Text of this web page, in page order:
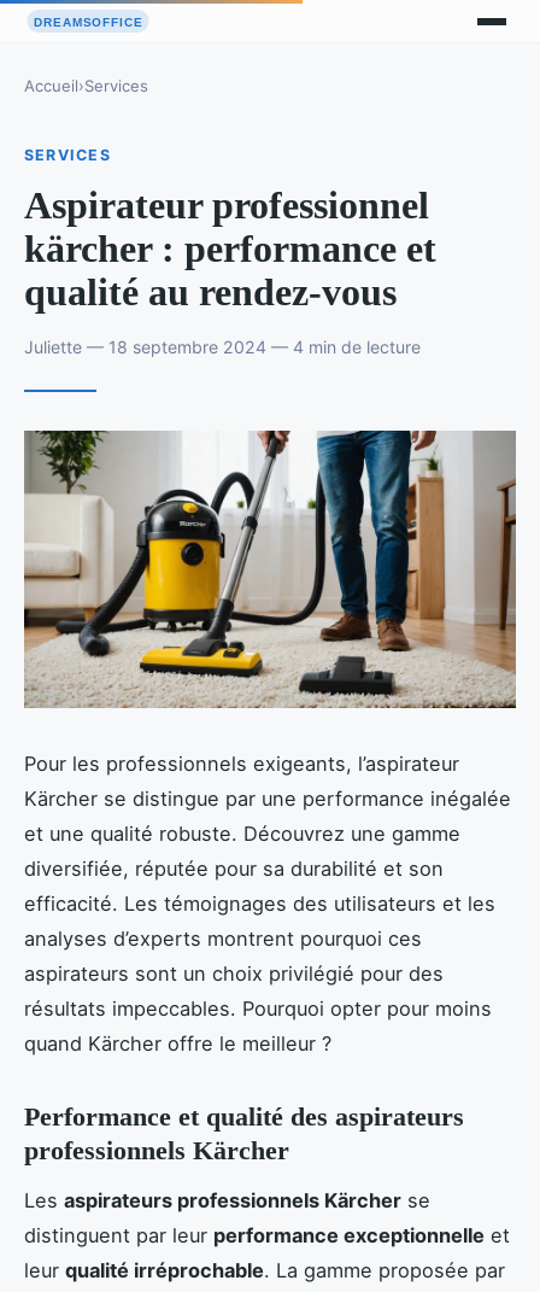
Accueil›Services
SERVICES
Aspirateur professionnel
kärcher : performance et
qualité au rendez-vous
Juliette — 18 septembre 2024 — 4 min de lecture
Pour les professionnels exigeants, l’aspirateur
Kärcher se distingue par une performance inégalée
et une qualité robuste. Découvrez une gamme
diversifiée, réputée pour sa durabilité et son
efficacité. Les témoignages des utilisateurs et les
analyses d’experts montrent pourquoi ces
aspirateurs sont un choix privilégié pour des
résultats impeccables. Pourquoi opter pour moins
quand Kärcher offre le meilleur ?
Performance et qualité des aspirateurs
professionnels Kärcher
Les aspirateurs professionnels Kärcher se
distinguent par leur performance exceptionnelle et
leur qualité irréprochable. La gamme proposée par